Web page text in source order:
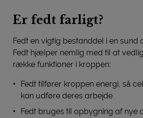
Er fedt farligt?
Fedt en vigtig bestanddel i en sund
Fedt hjælper nemlig med til at
række funktioner i kroppen:
Fedt tilfører kroppen energi, så
kan udføre deres arbejde
Fedt bruges til opbygning af nye